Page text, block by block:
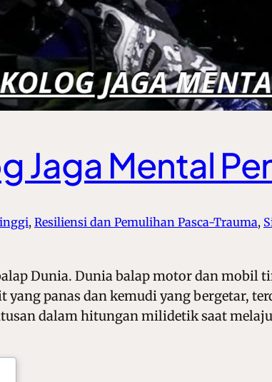
Jaga Mental
, Resiliensi dan Pemulihan Pasca-Trauma,
Dunia. Dunia balap motor dan mobil
panas dan kemudi yang bergetar,
dalam hitungan milidetik saat